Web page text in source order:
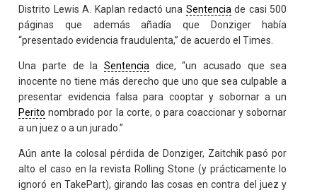
Distrito Lewis A. Kaplan redactó una Sentencia de casi 500
páginas que además añadía que Donziger había
“presentado evidencia fraudulenta,” de acuerdo el Times.
Una parte de la Sentencia dice, “un acusado que sea
inocente no tiene más derecho que uno que sea culpable a
presentar evidencia falsa para cooptar y sobornar a un
Perito nombrado por la corte, o para coaccionar y sobornar
a un juez o a un jurado.”
Aún ante la colosal pérdida de Donziger, Zaitchik pasó por
alto el caso en la revista Rolling Stone (y prácticamente lo
ignoró en TakePart), girando las cosas en contra del juez y